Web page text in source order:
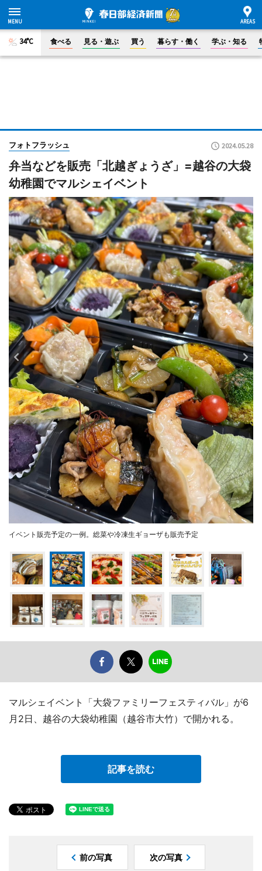
34°C 食べる 見る・遊ぶ 買う 暮らす・働く 学ぶ・知る
フォトフラッシュ 2024.05.28
弁当などを販売「北越ぎょうざ」=越谷の大袋
幼稚園でマルシェイベント
イベント販売予定の一例。総菜や冷凍生ギョーザも販売予定
マルシェイベント「大袋ファミリーフェスティバル」が6
月2日、越谷の大袋幼稚園（越谷市大竹）で開かれる。
記事を読む
前の写真 次の写真